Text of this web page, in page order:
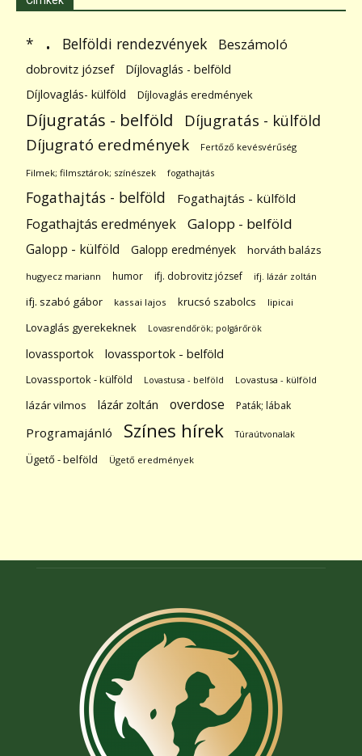
* . Belföldi rendezvények Beszámoló
dobrovitz józsef
Díjlovaglás - belföld
Díjlovaglás- külföld
Díjlovaglás eredmények
Díjugratás - belföld Díjugratás - külföld
Díjugrató eredmények Fertőző kevésvérűség
Filmek; filmsztárok; színészek fogathajtás
Fogathajtás - belföld Fogathajtás - külföld
Fogathajtás eredmények Galopp - belföld
Galopp - külföld Galopp eredmények horváth balázs
hugyecz mariann humor ifj. dobrovitz józsef ifj. lázár zoltán
ifj. szabó gábor kassai lajos krucsó szabolcs lipicai
Lovaglás gyerekeknek Lovasrendőrök; polgárőrök
lovassportok lovassportok - belföld
Lovassportok - külföld Lovastusa - belföld Lovastusa - külföld
lázár vilmos lázár zoltán overdose Paták; lábak
Programajánló Színes hírek Túraútvonalak
Ügető - belföld Ügető eredmények